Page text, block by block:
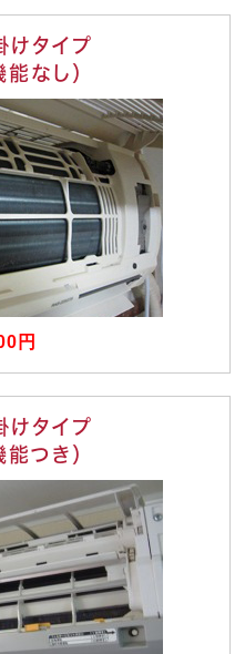
けタイプ
能なし）
円
けタイプ
能つき）